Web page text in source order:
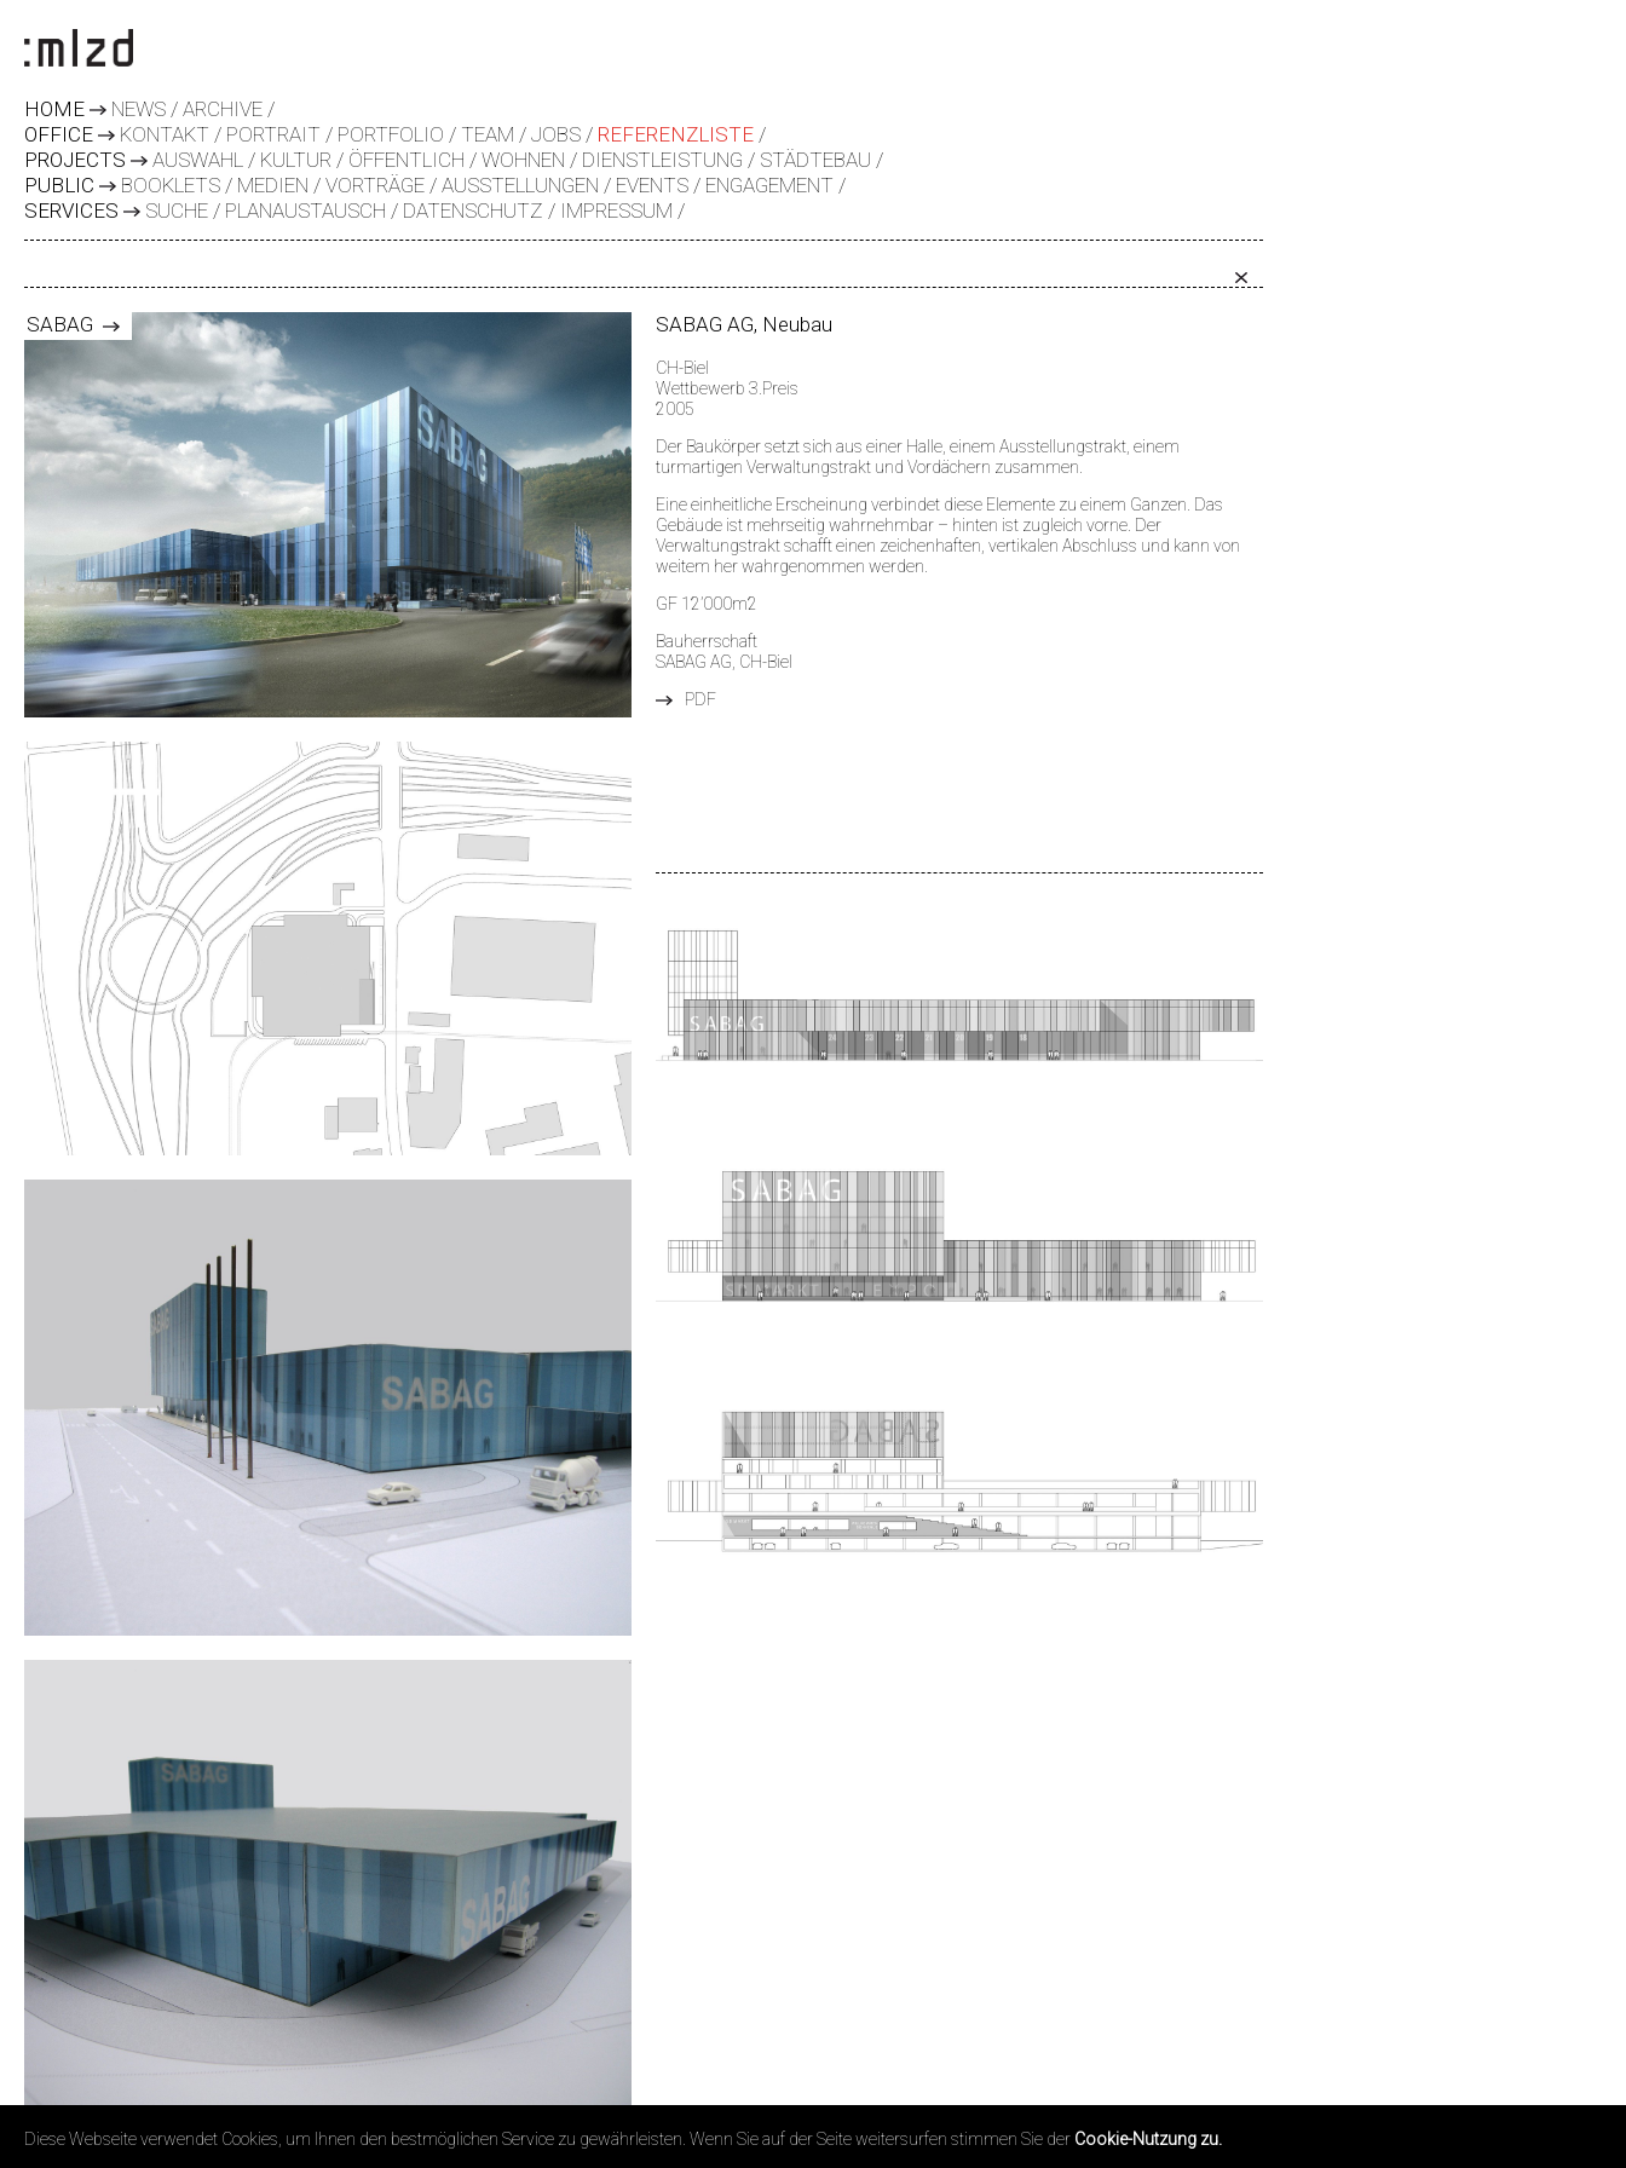
HOME NEWS
ARCHIVE
OFFICE
KONTAKT PORTRAIT PORTFOLIO TEAM JOBS
REFERENZLISTE
PROJECTS
AUSWAHL KULTUR ÖFFENTLICH WOHNEN DIENSTLEISTUNG
STÄDTEBAU
PUBLIC
BOOKLETS MEDIEN VORTRÄGE AUSSTELLUNGEN EVENTS
ENGAGEMENT
SERVICES
SUCHE PLANAUSTAUSCH DATENSCHUTZ IMPRESSUM
SABAG SABAG AG, Neubau
CH-Biel
Wettbewerb 3.Preis
2005
Der Baukörper setzt sich aus einer Halle, einem Ausstellungstrakt, einem
turmartigen Verwaltungstrakt und Vordächern zusammen.
Eine einheitliche Erscheinung verbindet diese Elemente zu einem Ganzen. Das
Gebäude ist mehrseitig wahrnehmbar – hinten ist zugleich vorne. Der
Verwaltungstrakt schafft einen zeichenhaften, vertikalen Abschluss und kann von
weitem her wahrgenommen werden.
GF 12’000m2
Bauherrschaft
SABAG AG, CH-Biel
PDF
Diese Webseite verwendet Cookies, um Ihnen den bestmöglichen Service zu gewährleisten. Wenn Sie auf der Seite weitersurfen stimmen Sie der Cookie-Nutzung zu.